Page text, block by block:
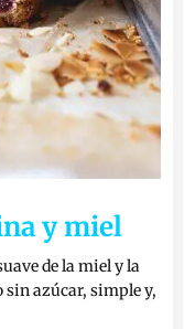
y miel
de la miel y la
sin azúcar, simple y,